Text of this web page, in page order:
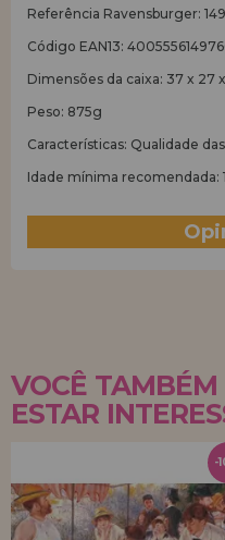
Referência Ravensburger:
Código EAN13:
Dimensões da caixa: 37 x 27
Peso: 875g
Características: Qualidade
Idade mínima recomendada:
VOCÊ TAMBÉM
ESTAR
-